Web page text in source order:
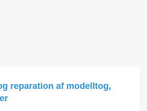
reparation af modelltog,